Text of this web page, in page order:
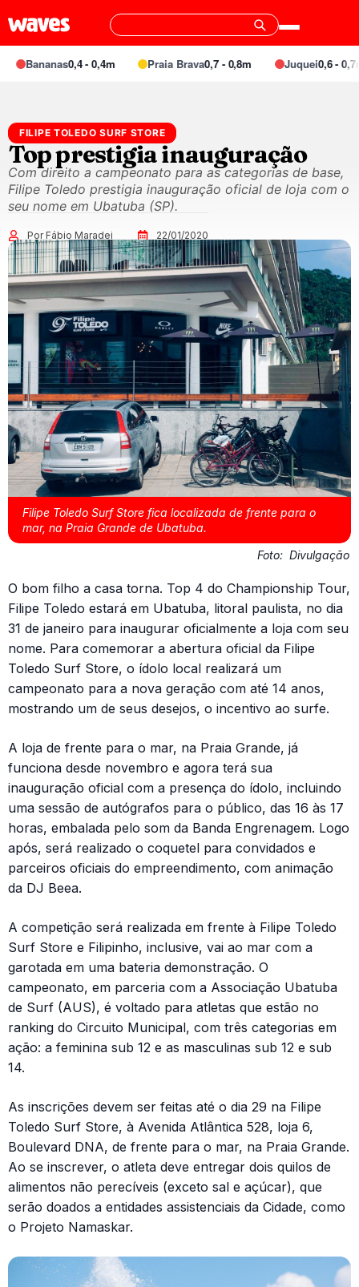
Bananas0,4 - 0,4m Praia Brava0,7 - 0,8m Juquei0,6 - 0,7m
FILIPE TOLEDO SURF STORE
Top prestigia inauguração
Com direito a campeonato para as categorias de base,
Filipe Toledo prestigia inauguração oficial de loja com o
seu nome em Ubatuba (SP).
Por Fábio Maradei 22/01/2020
Filipe Toledo Surf Store fica localizada de frente para o
mar, na Praia Grande de Ubatuba.
Foto: Divulgação
O bom filho a casa torna. Top 4 do Championship Tour,
Filipe Toledo estará em Ubatuba, litoral paulista, no dia
31 de janeiro para inaugurar oficialmente a loja com seu
nome. Para comemorar a abertura oficial da Filipe
Toledo Surf Store, o ídolo local realizará um
campeonato para a nova geração com até 14 anos,
mostrando um de seus desejos, o incentivo ao surfe.
A loja de frente para o mar, na Praia Grande, já
funciona desde novembro e agora terá sua
inauguração oficial com a presença do ídolo, incluindo
uma sessão de autógrafos para o público, das 16 às 17
horas, embalada pelo som da Banda Engrenagem. Logo
após, será realizado o coquetel para convidados e
parceiros oficiais do empreendimento, com animação
da DJ Beea.
A competição será realizada em frente à Filipe Toledo
Surf Store e Filipinho, inclusive, vai ao mar com a
garotada em uma bateria demonstração. O
campeonato, em parceria com a Associação Ubatuba
de Surf (AUS), é voltado para atletas que estão no
ranking do Circuito Municipal, com três categorias em
ação: a feminina sub 12 e as masculinas sub 12 e sub
14.
As inscrições devem ser feitas até o dia 29 na Filipe
Toledo Surf Store, à Avenida Atlântica 528, loja 6,
Boulevard DNA, de frente para o mar, na Praia Grande.
Ao se inscrever, o atleta deve entregar dois quilos de
alimentos não perecíveis (exceto sal e açúcar), que
serão doados a entidades assistenciais da Cidade, como
o Projeto Namaskar.